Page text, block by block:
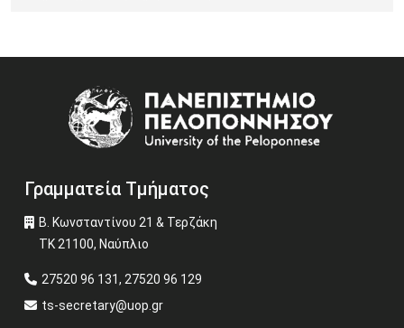
Γραμματεία Τμήματος
Β. Κωνσταντίνου 21 & Τερζάκη
ΤΚ 21100, Ναύπλιο
27520 96 131, 27520 96 129
ts-secretary@uop.gr